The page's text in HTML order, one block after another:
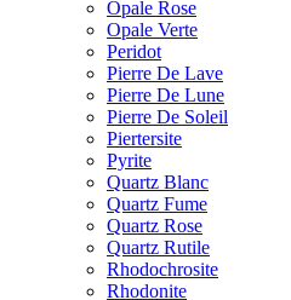
Opale Rose
Opale Verte
Peridot
Pierre De Lave
Pierre De Lune
Pierre De Soleil
Piertersite
Pyrite
Quartz Blanc
Quartz Fume
Quartz Rose
Quartz Rutile
Rhodochrosite
Rhodonite